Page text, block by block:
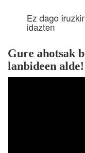
Ez dago
idazten
Gure ahotsak
lanbideen alde!